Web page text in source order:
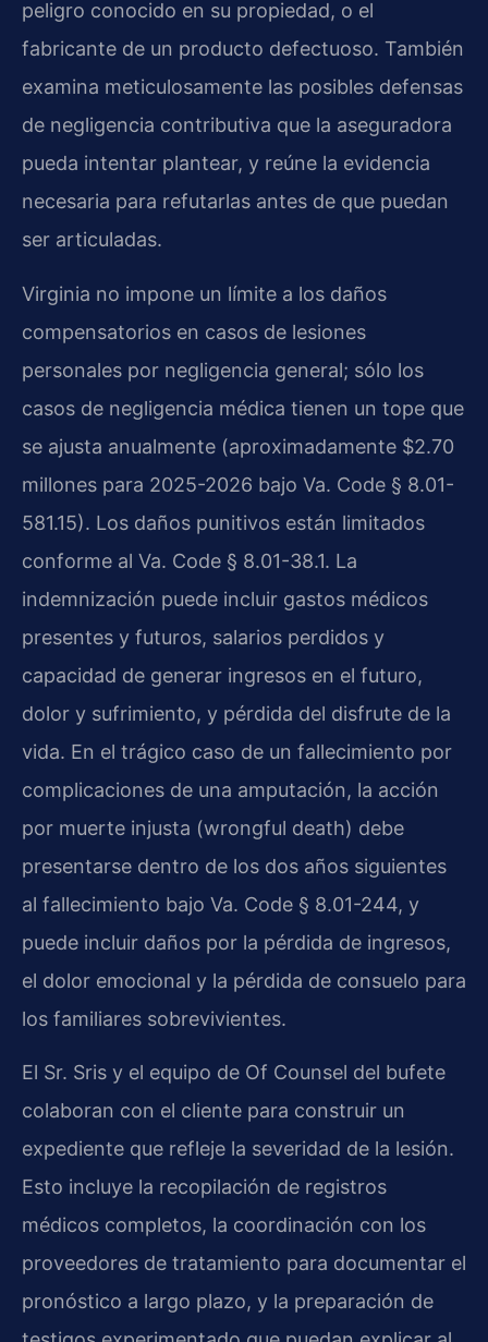
peligro conocido en su propiedad, o el
fabricante de un producto defectuoso. También
examina meticulosamente las posibles defensas
de negligencia contributiva que la aseguradora
pueda intentar plantear, y reúne la evidencia
necesaria para refutarlas antes de que puedan
ser articuladas.
Virginia no impone un límite a los daños
compensatorios en casos de lesiones
personales por negligencia general; sólo los
casos de negligencia médica tienen un tope que
se ajusta anualmente (aproximadamente $2.70
millones para 2025-2026 bajo Va. Code § 8.01-
581.15). Los daños punitivos están limitados
conforme al Va. Code § 8.01-38.1. La
indemnización puede incluir gastos médicos
presentes y futuros, salarios perdidos y
capacidad de generar ingresos en el futuro,
dolor y sufrimiento, y pérdida del disfrute de la
vida. En el trágico caso de un fallecimiento por
complicaciones de una amputación, la acción
por muerte injusta (wrongful death) debe
presentarse dentro de los dos años siguientes
al fallecimiento bajo Va. Code § 8.01-244, y
puede incluir daños por la pérdida de ingresos,
el dolor emocional y la pérdida de consuelo para
los familiares sobrevivientes.
El Sr. Sris y el equipo de Of Counsel del bufete
colaboran con el cliente para construir un
expediente que refleje la severidad de la lesión.
Esto incluye la recopilación de registros
médicos completos, la coordinación con los
proveedores de tratamiento para documentar el
pronóstico a largo plazo, y la preparación de